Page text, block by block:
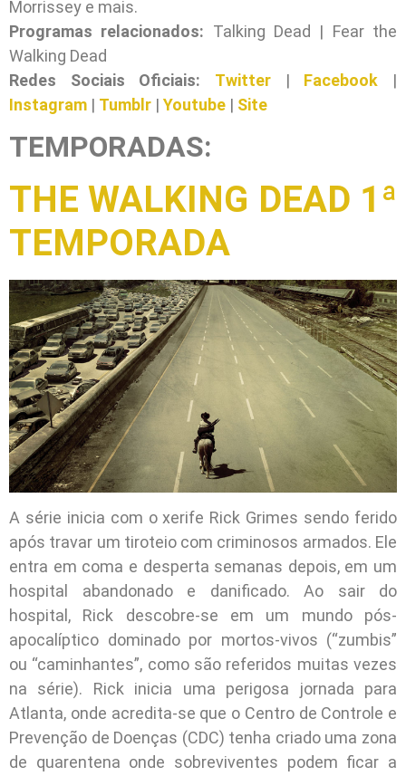
Morrissey e mais.
Programas relacionados: Talking Dead | Fear the
Walking Dead
Redes Sociais Oficiais:
Twitter | Facebook |
Instagram | Tumblr | Youtube | Site
TEMPORADAS:
THE WALKING DEAD 1ª
TEMPORADA
A série inicia com o xerife Rick Grimes sendo ferido
após travar um tiroteio com criminosos armados. Ele
entra em coma e desperta semanas depois, em um
hospital abandonado e danificado. Ao sair do
hospital, Rick descobre-se em um mundo pós-
apocalíptico dominado por mortos-vivos (“zumbis”
ou “caminhantes”, como são referidos muitas vezes
na série). Rick inicia uma perigosa jornada para
Atlanta, onde acredita-se que o Centro de Controle e
Prevenção de Doenças (CDC) tenha criado uma zona
de quarentena onde sobreviventes podem ficar a